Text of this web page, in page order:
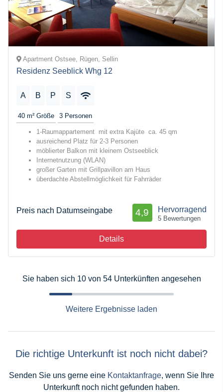
Apartment Ostsee, Rügen, Sellin
Residenz Seeblick Whg 12
A B P S
40 m² Größe 3 Personen
1-Raumappartement mit extra Kajüte ca. 45 qm
ausreichend Platz für 2-3 Personen
möblierter Balkon mit kleinem Ostseeblick
Internetnutzung (WLAN)
großer Garten mit Grillpavillon am Haus
überdachte Abstellmöglichkeit für Fahrräder
Preis nach Datumseingabe Hervorragend
4,9
5 Bewertungen
Details
Sie haben sich 10 von 54 Unterkünften angesehen
Weitere Ergebnisse laden
Die richtige Unterkunft ist noch nicht dabei?
Senden Sie uns gerne eine Kontaktanfrage, wenn Sie Ihre
Unterkunft noch nicht gefunden haben.